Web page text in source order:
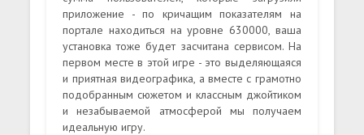
приложение - по кричащим показателям на
портале находиться на уровне 630000, ваша
установка тоже будет засчитана сервисом. На
первом месте в этой игре - это выделяющаяся
и приятная видеографика, а вместе с грамотно
подобранным сюжетом и классным джойтиком
и незабываемой атмосферой мы получаем
идеальную игру.